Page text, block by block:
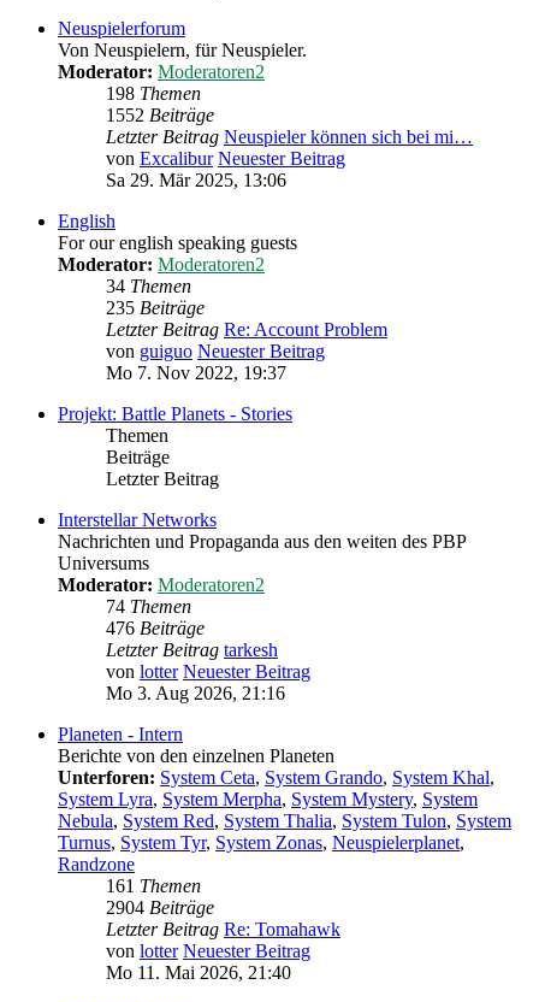
Neuspielerforum
Von Neuspielern, für Neuspieler.
Moderator: Moderatoren2
198 Themen
1552 Beiträge
Letzter Beitrag Neuspieler können sich bei mi…
von Excalibur Neuester Beitrag
Sa 29. Mär 2025, 13:06
English
For our english speaking guests
Moderator: Moderatoren2
34 Themen
235 Beiträge
Letzter Beitrag Re: Account Problem
von guiguo Neuester Beitrag
Mo 7. Nov 2022, 19:37
Projekt: Battle Planets - Stories
Themen
Beiträge
Letzter Beitrag
Interstellar Networks
Nachrichten und Propaganda aus den weiten des PBP
Universums
Moderator: Moderatoren2
74 Themen
476 Beiträge
Letzter Beitrag tarkesh
von lotter Neuester Beitrag
Mo 3. Aug 2026, 21:16
Planeten - Intern
Berichte von den einzelnen Planeten
Unterforen: System Ceta, System Grando, System Khal,
System Lyra, System Merpha, System Mystery, System
Nebula, System Red, System Thalia, System Tulon, System
Turnus, System Tyr, System Zonas, Neuspielerplanet,
Randzone
161 Themen
2904 Beiträge
Letzter Beitrag Re: Tomahawk
von lotter Neuester Beitrag
Mo 11. Mai 2026, 21:40